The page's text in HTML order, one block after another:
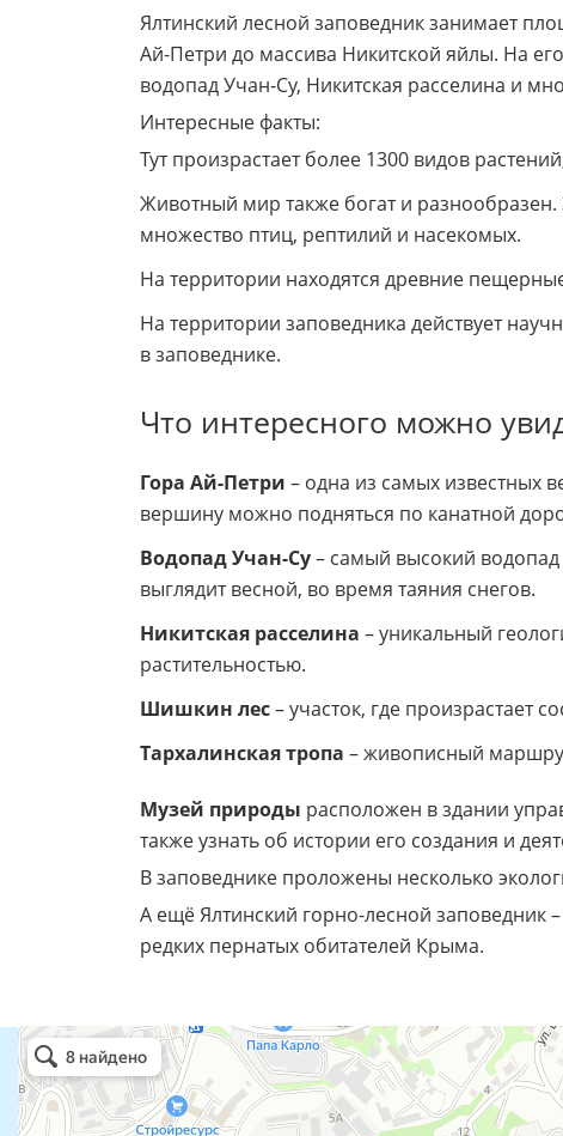
Ялтинский лесной заповедник занимает
Ай-Петри до массива Никитской яйлы. На
водопад Учан-Су, Никитская расселина и
Интересные факты:
Тут произрастает более 1300 видов
Животный мир также богат и разнообразен.
множество птиц, рептилий и насекомых.
На территории находятся древние
На территории заповедника действует
в заповеднике.
Что интересного можно
Гора Ай-Петри – одна из самых известных
вершину можно подняться по канатной
Водопад Учан-Су– самый высокий
выглядит весной, во время таяния снегов.
Никитская расселина – уникальный
растительностью.
Шишкин лес– участок, где произрастает
Тархалинская тропа – живописный
Музей природы расположен в здании
также узнать об истории его создания и
В заповеднике проложены несколько
А ещё Ялтинский горно-лесной заповедник
редких пернатых обитателей Крыма.